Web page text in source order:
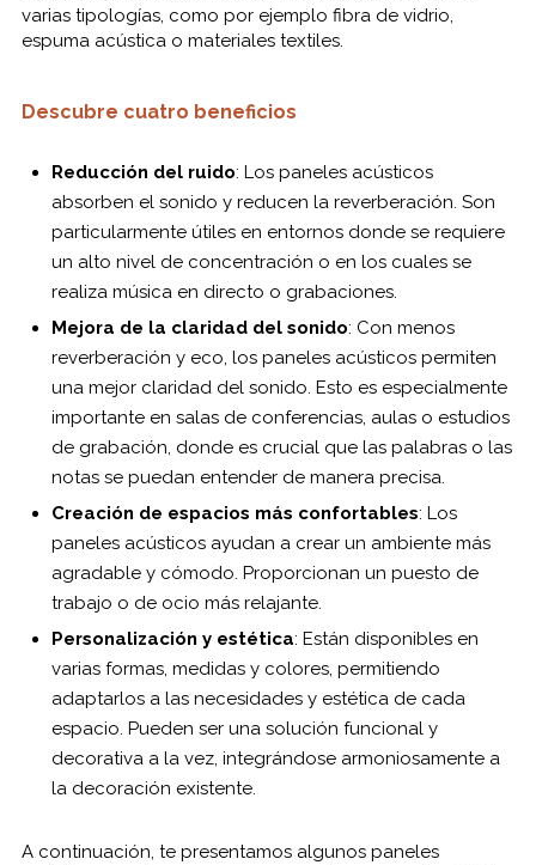
varias tipologías, como por ejemplo fibra de vidrio,
espuma acústica o materiales textiles.
Descubre cuatro beneficios
Reducción del ruido: Los paneles acústicos
absorben el sonido y reducen la reverberación. Son
particularmente útiles en entornos donde se requiere
un alto nivel de concentración o en los cuales se
realiza música en directo o grabaciones.
Mejora de la claridad del sonido: Con menos
reverberación y eco, los paneles acústicos permiten
una mejor claridad del sonido. Esto es especialmente
importante en salas de conferencias, aulas o estudios
de grabación, donde es crucial que las palabras o las
notas se puedan entender de manera precisa.
Creación de espacios más confortables: Los
paneles acústicos ayudan a crear un ambiente más
agradable y cómodo. Proporcionan un puesto de
trabajo o de ocio más relajante.
Personalización y estética: Están disponibles en
varias formas, medidas y colores, permitiendo
adaptarlos a las necesidades y estética de cada
espacio. Pueden ser una solución funcional y
decorativa a la vez, integrándose armoniosamente a
la decoración existente.
A continuación, te presentamos algunos paneles